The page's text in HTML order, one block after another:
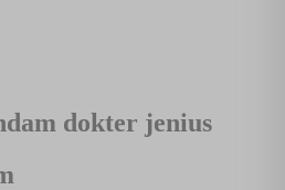
dokter jenius